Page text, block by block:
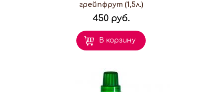
грейпфрут (1,5л.)
450 руб.
В корзину